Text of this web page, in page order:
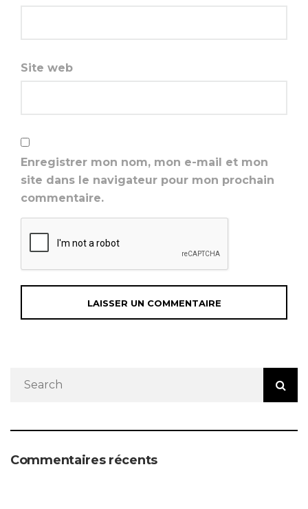
Site web
Enregistrer mon nom, mon e-mail et mon
site dans le navigateur pour mon prochain
commentaire.
Commentaires récents